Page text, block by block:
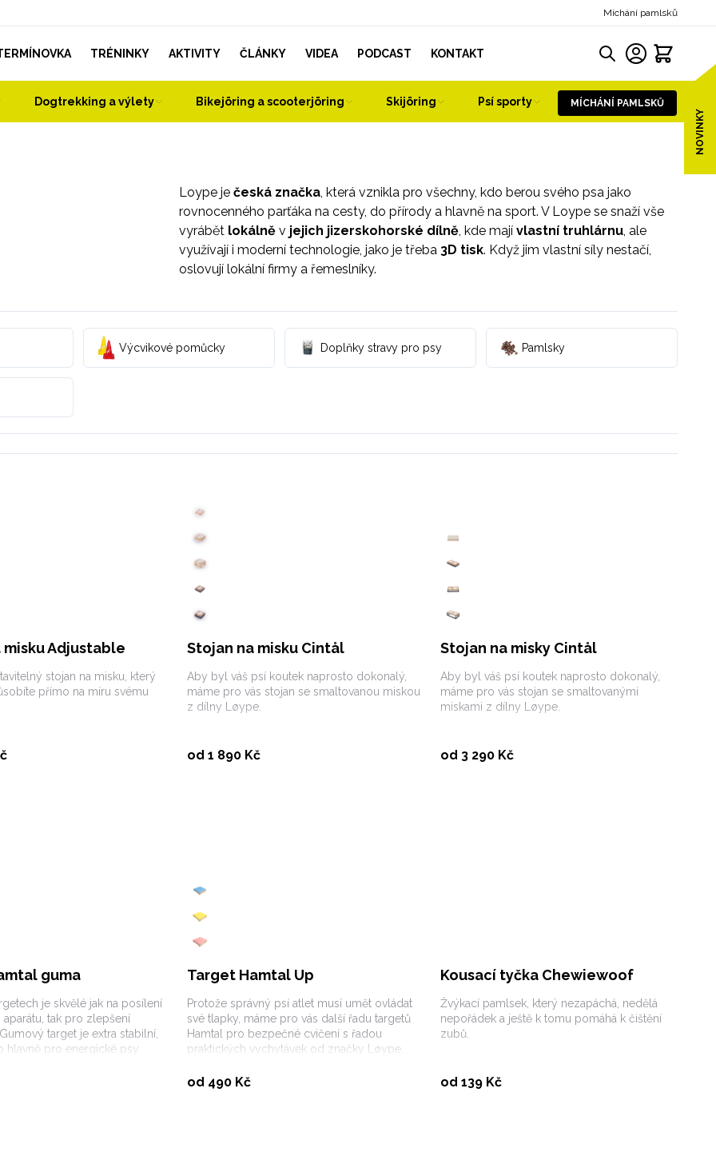
Míchání pamlsků
NOVINKY
TRÉNINKY AKTIVITY ČLÁNKY VIDEA PODCAST KONTAKT
Dogtrekking a výlety Bikejöring a scooterjöring Skijöring Psí sporty MÍCHÁNÍ PAMLSKŮ
Loype je česká značka, která vznikla pro všechny, kdo berou svého psa jako
rovnocenného parťáka na cesty, do přírody a hlavně na sport. V Loype se snaží vše
vyrábět lokálně v jejich jizerskohorské dílně, kde mají vlastní truhlárnu, ale
využívají i moderní technologie, jako je třeba 3D tisk. Když jim vlastní síly nestačí,
oslovují lokální firmy a řemeslníky.
Výcvikové pomůcky Doplňky stravy pro psy Pamlsky
misku Adjustable
stojan na misku, který
přímo na míru svému
Stojan na misku Cintål
Aby byl váš psí koutek naprosto dokonalý,
máme pro vás stojan se smaltovanou miskou
z dílny Løype.
od 1 890 Kč
Stojan na misky Cintål
Aby byl váš psí koutek naprosto dokonalý,
máme pro vás stojan se smaltovanými
miskami z dílny Løype.
od 3 290 Kč
guma
je skvělé jak na posílení
tak pro zlepšení
target je extra stabilní,
hlavně pro energické psy.
Target Hamtal Up
Protože správný psí atlet musí umět ovládat
své tlapky, máme pro vás další řadu targetů
Hamtal pro bezpečné cvičení s řadou
praktických vychytávek od značky Løype.
od 490 Kč
Kousací tyčka Chewiewoof
Žvýkací pamlsek, který nezapáchá, nedělá
nepořádek a ještě k tomu pomáhá k čištění
zubů.
od 139 Kč